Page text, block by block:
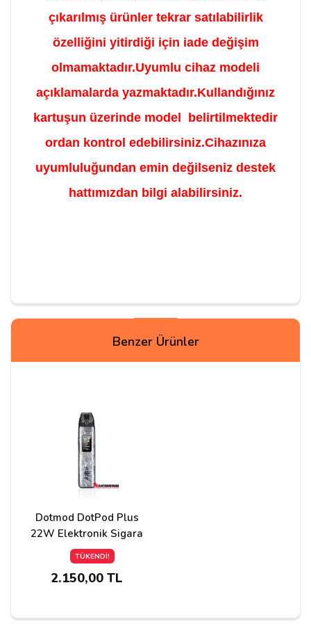
çıkarılmış ürünler tekrar satılabilirlik
özelliğini yitirdiği için iade değişim
olmamaktadır.Uyumlu cihaz modeli
açıklamalarda yazmaktadır.Kullandığınız
kartuşun üzerinde model belirtilmektedir
ordan kontrol edebilirsiniz.Cihazınıza
uyumluluğundan emin değilseniz destek
hattımızdan bilgi alabilirsiniz.
Yorum Yapın
Yorumunuz*
Benzer Ürünler
Dotmod DotPod Plus
22W Elektronik Sigara
TÜKENDİ!
2.150,00 TL